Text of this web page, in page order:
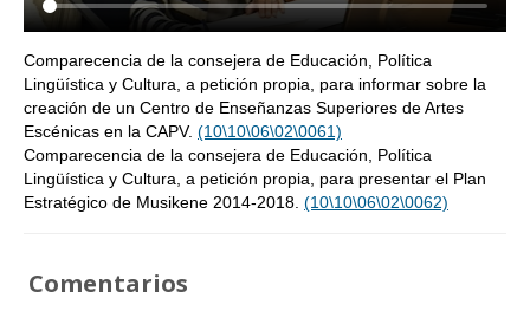
Comparecencia de la consejera de Educación, Política
Lingüística y Cultura, a petición propia, para informar sobre la
creación de un Centro de Enseñanzas Superiores de Artes
Escénicas en la CAPV. (10\10\06\02\0061)
Comparecencia de la consejera de Educación, Política
Lingüística y Cultura, a petición propia, para presentar el Plan
Estratégico de Musikene 2014-2018. (10\10\06\02\0062)
Comentarios